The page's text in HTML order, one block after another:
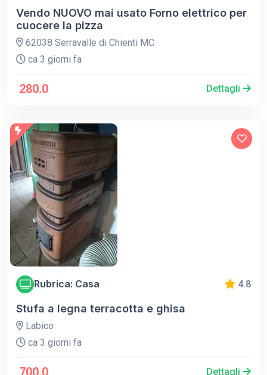
Vendo NUOVO mai usato Forno elettrico per
cuocere la pizza
62038 Serravalle di Chienti MC
ca 3 giorni fa
280.0 Dettagli
Rubrica: Casa 4.8
Stufa a legna terracotta e ghisa
Labico
ca 3 giorni fa
700.0 Dettagli